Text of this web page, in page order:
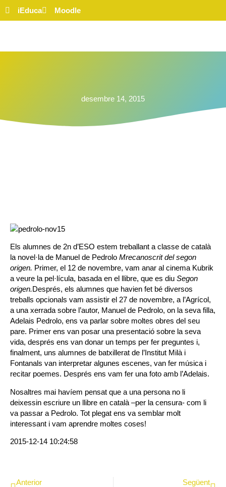
iEduca Moodle
desembre 14, 2015
Els alumnes de 2n d’ESO estem treballant a classe de català
la novel·la de Manuel de Pedrolo Mrecanoscrit del segon
origen. Primer, el 12 de novembre, vam anar al cinema Kubrik
a veure la pel·lícula, basada en el llibre, que es diu Segon
origen.Després, els alumnes que havien fet bé diversos
treballs opcionals vam assistir el 27 de novembre, a l’Agrícol,
a una xerrada sobre l’autor, Manuel de Pedrolo, on la seva filla,
Adelais Pedrolo, ens va parlar sobre moltes obres del seu
pare. Primer ens van posar una presentació sobre la seva
vida, després ens van donar un temps per fer preguntes i,
finalment, uns alumnes de batxillerat de l’Institut Milà i
Fontanals van interpretar algunes escenes, van fer música i
recitar poemes. Després ens vam fer una foto amb l’Adelais.
Nosaltres mai havíem pensat que a una persona no li
deixessin escriure un llibre en català –per la censura- com li
va passar a Pedrolo. Tot plegat ens va semblar molt
interessant i vam aprendre moltes coses!
2015-12-14 10:24:58
Anterior
Següent